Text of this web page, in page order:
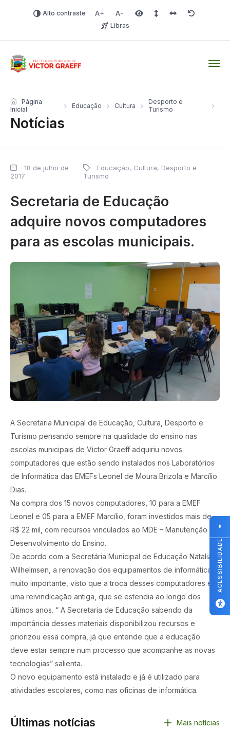
Alto contraste Aumentar fonte
Diminuir fonteÁrea selecionada
Espaçamento de linha
Espaço dos
Redefinir
Libras
Notícias
Página
Inicial
Educação Cultura
Desporto e
Turismo
18 de julho de
2017
Educação, Cultura, Desporto e
Turismo
Secretaria de Educação
adquire novos computadores
para as escolas municipais.
A Secretaria Municipal de Educação, Cultura, Desporto e
Turismo pensando sempre na qualidade do ensino nas
escolas municipais de Victor Graeff adquiriu novos
computadores que estão sendo instalados nos Laboratórios
de Informática das EMEFs Leonel de Moura Brizola e Marcílio
Dias.
Na compra dos 15 novos computadores, 10 para a EMEF
Leonel e 05 para a EMEF Marcílio, foram investidos mais de
R$ 22 mil, com recursos vinculados ao MDE – Manutenção e
Desenvolvimento do Ensino.
De acordo com a Secretária Municipal de Educação Natalia
Wilhelmsen, a renovação dos equipamentos de informática é
muito importante, visto que a troca desses computadores era
uma reivindicação antiga, que se estendia ao longo dos
últimos anos. “ A Secretaria de Educação sabendo da
importância desses materiais disponibilizou recursos e
priorizou essa compra, já que entende que a educação
deve estar sempre num processo que acompanhe as novas
tecnologias” salienta.
O novo equipamento está instalado e já é utilizado para
atividades escolares, como nas oficinas de informática.
Últimas notícias Mais notícias
ACESSIBILIDADE